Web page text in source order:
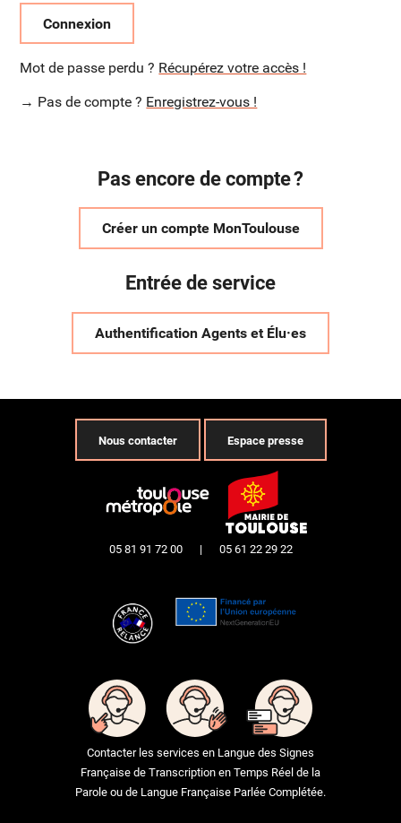
Connexion
Mot de passe perdu ? Récupérez votre accès !
→ Pas de compte ? Enregistrez-vous !
Pas encore de compte ?
Créer un compte MonToulouse
Entrée de service
Authentification Agents et Élu·es
Nous contacter Espace presse
05 81 91 72 00 | 05 61 22 29 22
Contacter les services en Langue des Signes
Française de Transcription en Temps Réel de la
Parole ou de Langue Française Parlée Complétée.